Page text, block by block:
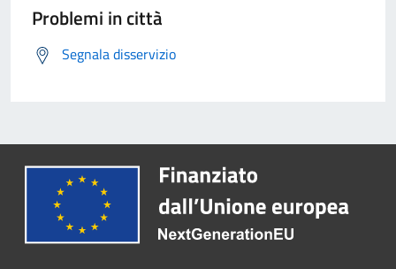
Problemi in città
Segnala disservizio